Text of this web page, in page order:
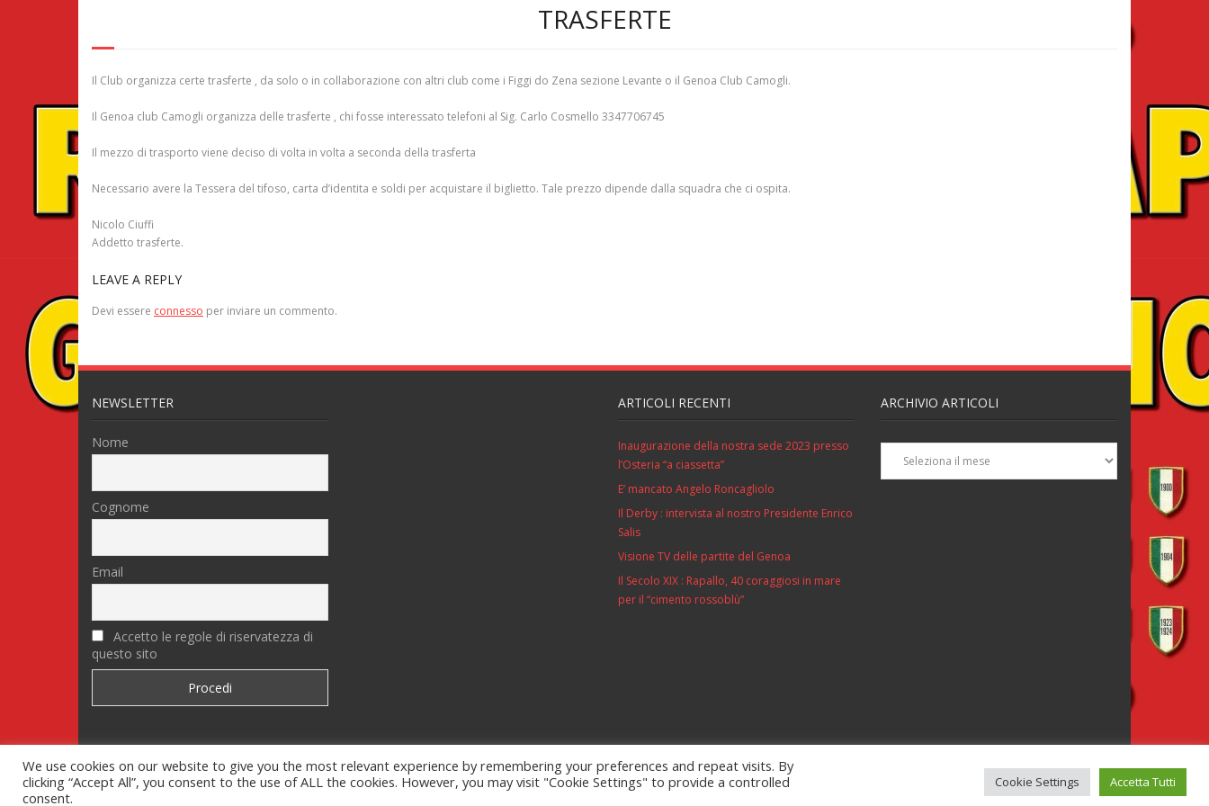
TRASFERTE
Il Club organizza certe trasferte , da solo o in collaborazione con altri club come i Figgi do Zena sezione Levante o il Genoa Club Camogli.
Il Genoa club Camogli organizza delle trasferte , chi fosse interessato telefoni al Sig. Carlo Cosmello 3347706745
Il mezzo di trasporto viene deciso di volta in volta a seconda della trasferta
Necessario avere la Tessera del tifoso, carta d’identita e soldi per acquistare il biglietto. Tale prezzo dipende dalla squadra che ci ospita.
Nicolo Ciuffi
Addetto trasferte.
LEAVE A REPLY
Devi essere connesso per inviare un commento.
NEWSLETTER
Nome
Cognome
Email
Accetto le regole di riservatezza di
questo sito
ARTICOLI RECENTI
Inaugurazione della nostra sede 2023 presso
l’Osteria “a ciassetta”
E’ mancato Angelo Roncagliolo
Il Derby : intervista al nostro Presidente Enrico
Salis
Visione TV delle partite del Genoa
Il Secolo XIX : Rapallo, 40 coraggiosi in mare
per il “cimento rossoblù”
ARCHIVIO ARTICOLI
Archivio
Articoli
Aiuto-Navigazione Commenti Cimento RossoBlu Inno del Genoa CFC Cookie Policy Foto
We use cookies on our website to give you the most relevant experience by remembering your preferences and repeat visits. By
clicking “Accept All”, you consent to the use of ALL the cookies. However, you may visit "Cookie Settings" to provide a controlled
consent.
Cookie Settings Accetta Tutti